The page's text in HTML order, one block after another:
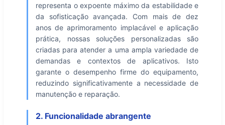
representa o expoente máximo da estabilidade e
da sofisticação avançada. Com mais de dez
anos de aprimoramento implacável e aplicação
prática, nossas soluções personalizadas são
criadas para atender a uma ampla variedade de
demandas e contextos de aplicativos. Isto
garante o desempenho firme do equipamento,
reduzindo significativamente a necessidade de
manutenção e reparação.
2. Funcionalidade abrangente